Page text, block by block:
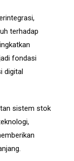
terhadap
fondasi
digital
sistem stok